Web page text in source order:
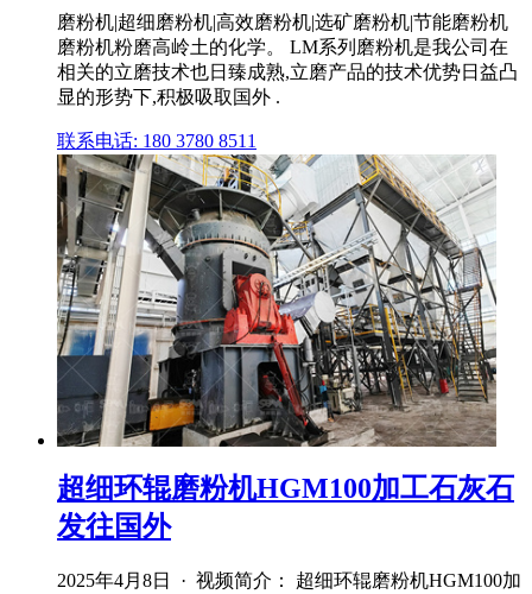
磨粉机|超细磨粉机|高效磨粉机|选矿磨粉机|节能磨粉机
磨粉机粉磨高岭土的化学。 LM系列磨粉机是我公司在
相关的立磨技术也日臻成熟,立磨产品的技术优势日益凸
显的形势下,积极吸取国外 .
联系电话: 180 3780 8511
超细环辊磨粉机HGM100加工石灰石
发往国外
2025年4月8日 · 视频简介： 超细环辊磨粉机HGM100加